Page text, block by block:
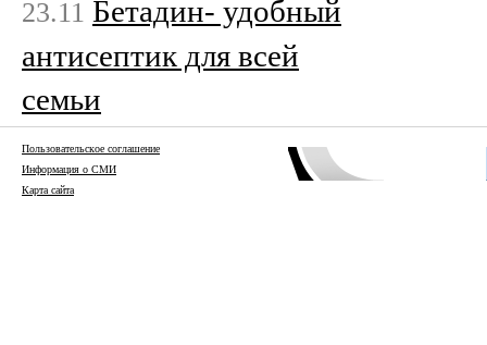
23.11 Бетадин- удобный
антисептик для всей
семьи
Пользовательское соглашение
Информация о СМИ
Карта сайта